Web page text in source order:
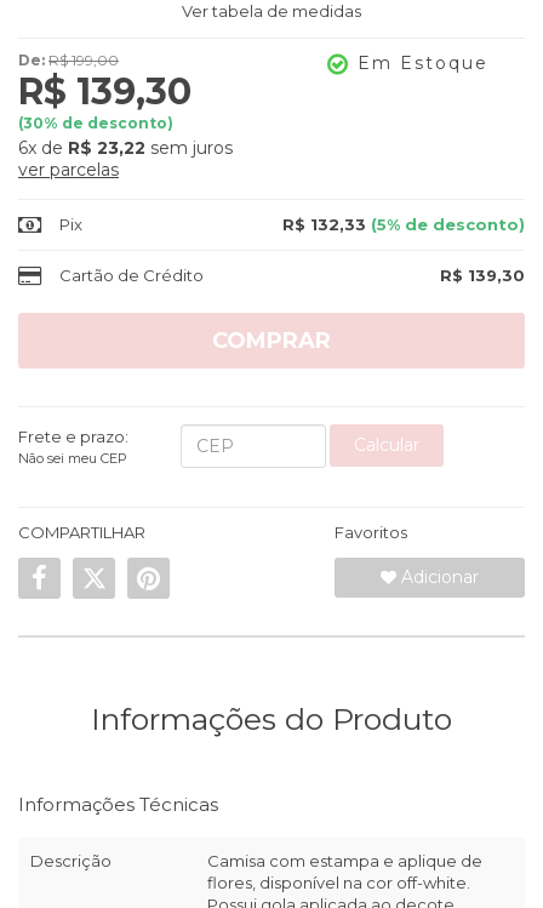
Ver tabela de medidas
De: R$ 199,00
R$ 139,30
(30% de desconto)
6x de R$ 23,22 sem juros
ver parcelas
Em Estoque
Pix R$ 132,33 (5% de desconto)
Cartão de Crédito R$ 139,30
COMPRAR
Frete e prazo:
Não sei meu CEP
Calcular
COMPARTILHAR Favoritos
Adicionar
Informações do Produto
Informações Técnicas
Descrição
Camisa com estampa e aplique de
flores, disponível na cor off-white.